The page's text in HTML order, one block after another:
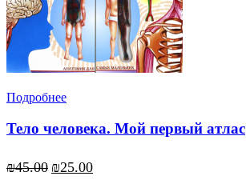
Подробнее
Тело человека. Мой первый атлас
₪45.00 Первоначальная
₪25.00Текущая